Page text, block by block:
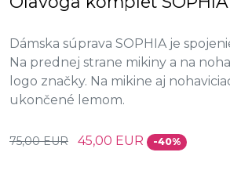
Dámska súprava SOPHIA je
Na prednej strane mikiny a na
logo značky. Na mikine aj
ukončené lemom.
75,00 EUR 45,00 EUR -40%